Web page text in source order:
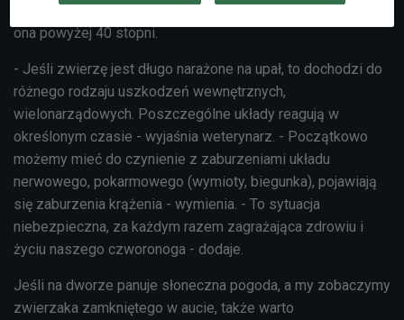
38,5 stopnia C, z udarem mamy do czynienia, gdy wzrasta
ona powyżej 40 stopni.
- Jeśli zwierzę jest długo narażone na upał, to dochodzi do
różnego rodzaju uszkodzeń wewnętrznych,
wielonarządowych. Poszczególne układy reagują w
określonym czasie - wyjaśnia weterynarz. - Początkowo
możemy mieć do czynienie z zaburzeniami układu
nerwowego, pokarmowego (wymioty, biegunka), pojawiają
się zaburzenia krążenia - wymienia. - To sytuacja
niebezpieczna, za każdym razem zagrażająca zdrowiu i
życiu naszego czworonoga - dodaje.
Jeśli na dworze panuje słoneczna pogoda, a my zobaczymy
zwierzaka zamkniętego w aucie, także warto